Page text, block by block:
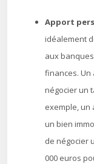
Apport
idéalement
aux
finances.
négocier un
exemple, un
un bien
de négocier
000 euros